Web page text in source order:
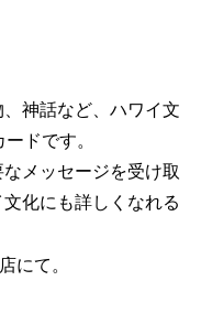
神話など、ハワイ文
ドです。
メッセージを受け取
化にも詳しくなれる
にて。